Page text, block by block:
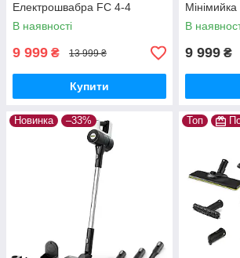
Електрошвабра FC 4-4
В наявності
9 999 ₴ 13 999 ₴
Купити
В
9 999 ₴
Новинка –33% Топ